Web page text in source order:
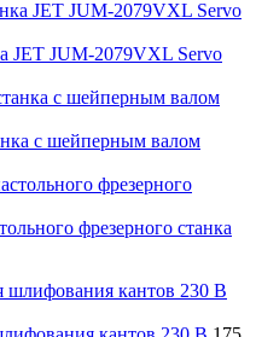
JET JUM-2079VXL Servo
с шейперным валом
фрезерного станка